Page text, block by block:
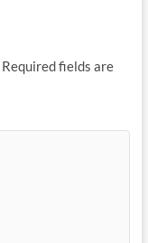
Required fields are